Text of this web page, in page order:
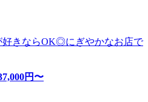
好きならOK◎にぎやかなお店で
円〜